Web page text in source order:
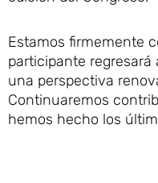
Estamos firmemente
participante
una perspectiva
Continuaremos
hemos hecho los